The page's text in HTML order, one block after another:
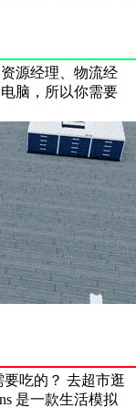
源经理、物流经
脑，所以你需要
吃的？ 去超市逛
是一款生活模拟